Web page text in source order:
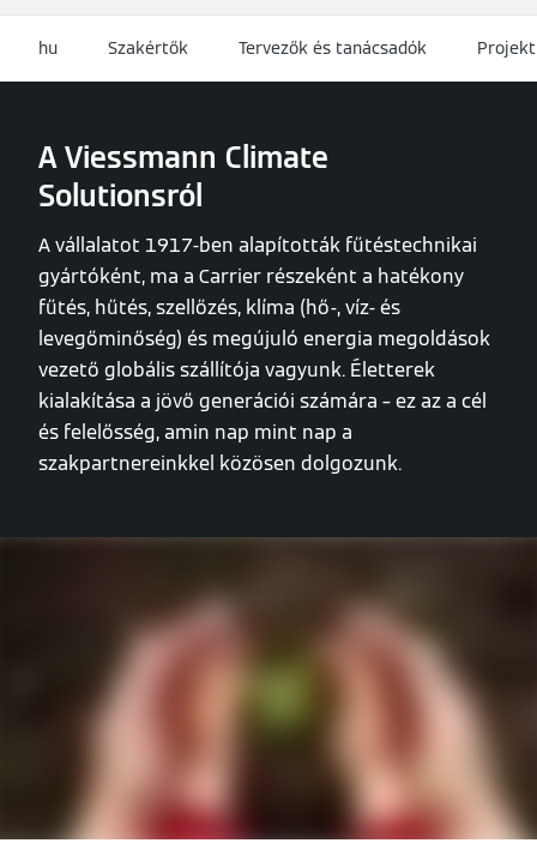
hu Szakértők Tervezők és tanácsadók
A Viessmann Climate
Solutionsról
A vállalatot 1917-ben alapították fűtéstechnikai
gyártóként, ma a Carrier részeként a hatékony
fűtés, hűtés, szellőzés, klíma (hő-, víz- és
levegőminőség) és megújuló energia megoldások
vezető globális szállítója vagyunk. Életterek
kialakítása a jövő generációi számára – ez az a cél
és felelősség, amin nap mint nap a
szakpartnereinkkel közösen dolgozunk.